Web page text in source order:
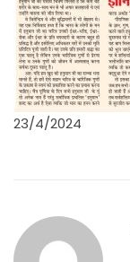
23/4/2024